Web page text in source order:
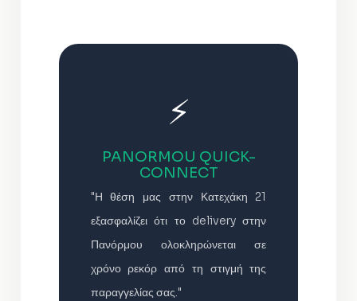
⚡
PANORMOU QUICK-
CONNECT
"Η θέση μας στην Κατεχάκη 21
εξασφαλίζει ότι το delivery στην
Πανόρμου ολοκληρώνεται σε
χρόνο ρεκόρ από τη στιγμή της
παραγγελίας σας."